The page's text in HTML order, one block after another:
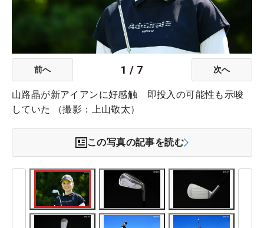
前へ 1 / 7 次へ
山路晶が新アイアンに好感触 即投入の可能性も示唆
していた （撮影：上山敬太）
この写真の記事を読む